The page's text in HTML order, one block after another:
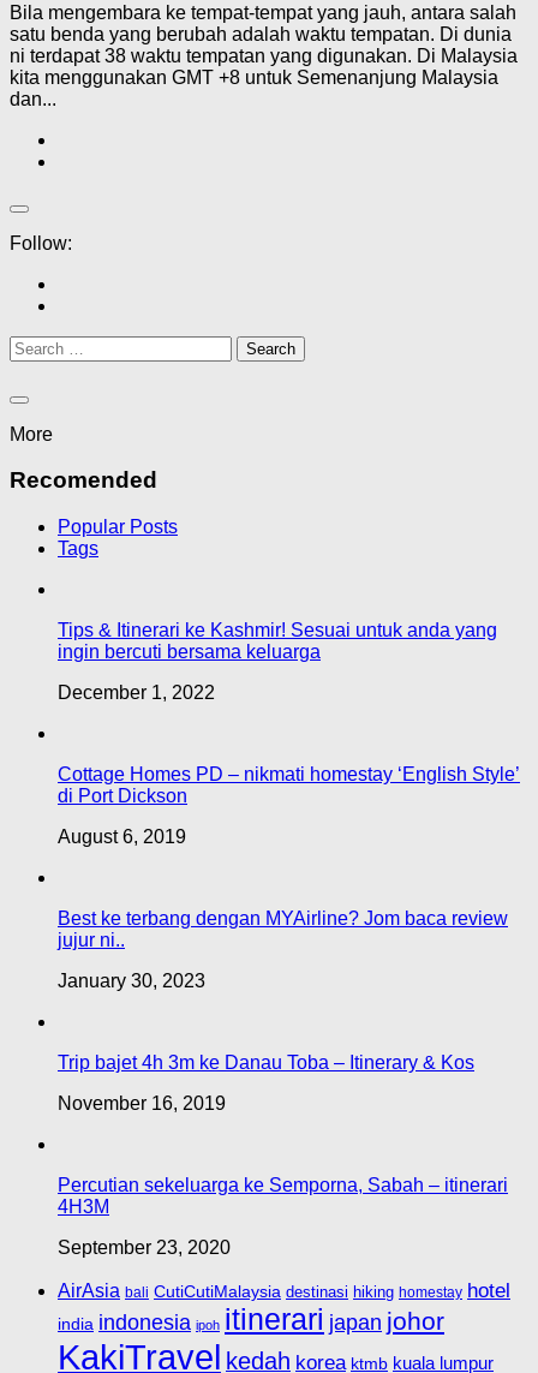
Bila mengembara ke tempat-tempat yang jauh, antara salah
satu benda yang berubah adalah waktu tempatan. Di dunia
ni terdapat 38 waktu tempatan yang digunakan. Di Malaysia
kita menggunakan GMT +8 untuk Semenanjung Malaysia
dan...
Follow:
Search
for:
More
Recomended
Popular Posts
Tags
Tips & Itinerari ke Kashmir! Sesuai untuk anda yang
ingin bercuti bersama keluarga
December 1, 2022
Cottage Homes PD – nikmati homestay ‘English Style’
di Port Dickson
August 6, 2019
Best ke terbang dengan MYAirline? Jom baca review
jujur ni..
January 30, 2023
Trip bajet 4h 3m ke Danau Toba – Itinerary & Kos
November 16, 2019
Percutian sekeluarga ke Semporna, Sabah – itinerari
4H3M
September 23, 2020
AirAsia bali CutiCutiMalaysia destinasi hiking homestay hotel
india indonesia ipoh itinerari japan johor
KakiTravel kedah korea ktmb kuala lumpur